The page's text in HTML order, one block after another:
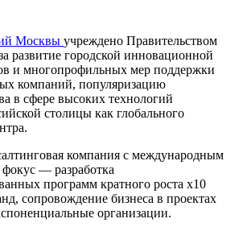
Москвы учреждено Правительством
развитие городской инновационной
и многопрофильных мер поддержки
компаний, популяризацию
в сфере высоких технологий
столицы как глобального
компания с международным
— разработка
программ кратного роста х10
сопровождение бизнеса в проектах
организации.